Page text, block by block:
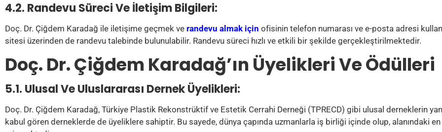
4.2. Randevu Süreci Ve İletişim Bilgileri:
Doç. Dr. Çiğdem Karadağ ile iletişime geçmek ve randevu almak için ofisinin telefon numarası ve e-posta adresi
sitesi üzerinden de randevu talebinde bulunulabilir. Randevu süreci hızlı ve etkili bir şekilde gerçekleştirilmektedir.
Doç. Dr. Çiğdem Karadağ’ın Üyelikleri Ve Ödülleri
5.1. Ulusal Ve Uluslararası Dernek Üyelikleri:
Doç. Dr. Çiğdem Karadağ, Türkiye Plastik Rekonstrüktif ve Estetik Cerrahi Derneği (TPRECD) gibi ulusal derneklerin
kabul gören derneklerde de üyeliklere sahiptir. Bu sayede, dünya çapında uzmanlarla iş birliği içinde olup, alanındaki